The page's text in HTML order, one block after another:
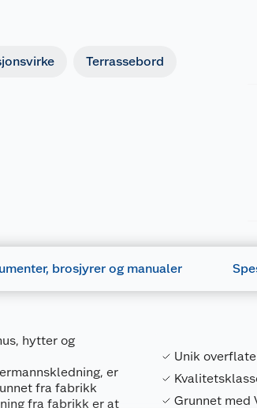
Terrassebord
brosjyrer og manualer
hytter og
er
fra fabrikk
fra fabrikk er at
Unik
Grunnet med